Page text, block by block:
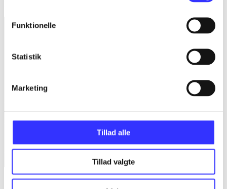
Funktionelle
Statistik
Marketing
Tillad alle
Tillad valgte
Singstar + SingStore vol. 3